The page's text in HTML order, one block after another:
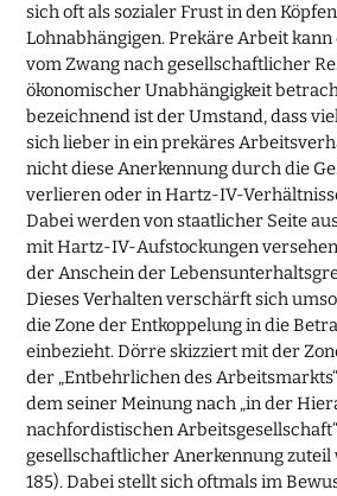
sich oft als sozialer Frust in den
Lohnabhängigen. Prekäre Arbeit
vom Zwang nach gesellschaftlicher
ökonomischer Unabhängigkeit
bezeichnend ist der Umstand, dass
sich lieber in ein prekäres
nicht diese Anerkennung durch die
verlieren oder in Hartz-IV-
Dabei werden von staatlicher Seite
mit Hartz-IV-Aufstockungen
der Anschein der
Dieses Verhalten verschärft sich
die Zone der Entkoppelung in die
einbezieht. Dörre skizziert mit der
der „Entbehrlichen des
dem seiner Meinung nach „in der
nachfordistischen
gesellschaftlicher Anerkennung zuteil
185). Dabei stellt sich oftmals im